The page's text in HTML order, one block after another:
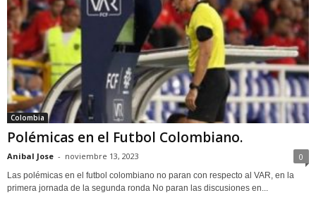
Colombia
Polémicas en el Futbol Colombiano.
Anibal Jose - noviembre 13, 2023 0
Las polémicas en el futbol colombiano no paran con respecto al VAR, en la
primera jornada de la segunda ronda No paran las discusiones en...